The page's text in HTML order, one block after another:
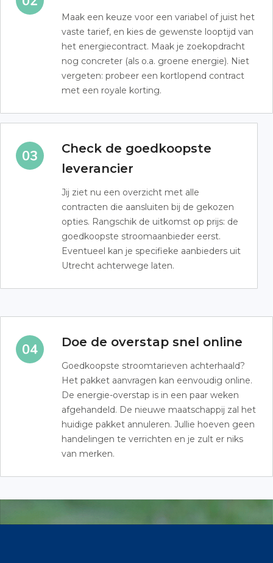
Maak een keuze voor een variabel of juist het
vaste tarief, en kies de gewenste looptijd van
het energiecontract. Maak je zoekopdracht
nog concreter (als o.a. groene energie). Niet
vergeten: probeer een kortlopend contract
met een royale korting.
Check de goedkoopste
leverancier
Jij ziet nu een overzicht met alle
contracten die aansluiten bij de gekozen
opties. Rangschik de uitkomst op prijs: de
goedkoopste stroomaanbieder eerst.
Eventueel kan je specifieke aanbieders uit
Utrecht achterwege laten.
Doe de overstap snel online
Goedkoopste stroomtarieven achterhaald?
Het pakket aanvragen kan eenvoudig online.
De energie-overstap is in een paar weken
afgehandeld. De nieuwe maatschappij zal het
huidige pakket annuleren. Jullie hoeven geen
handelingen te verrichten en je zult er niks
van merken.